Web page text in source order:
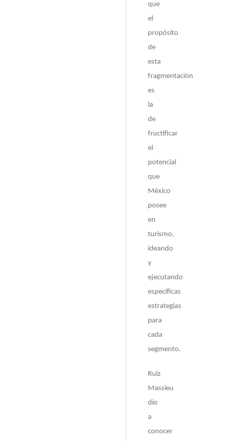
que
el
propósito
de
esta
fragmentación
es
la
de
fructificar
el
potencial
que
México
posee
en
turismo,
ideando
y
ejecutando
específicas
estrategias
para
cada
segmento.
Ruiz
Massieu
dio
a
conocer